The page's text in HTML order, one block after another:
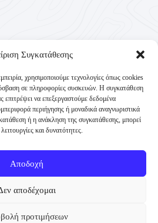
Συγκατάθεσης
χρησιμοποιούμε τεχνολογίες όπως cookies
σε πληροφορίες συσκευών. Η συγκατάθεση
επιτρέψει να επεξεργαστούμε δεδομένα
περιήγησης ή μοναδικά αναγνωριστικά
ή η ανάκληση της συγκατάθεσης, μπορεί
και δυνατότητες.
Αποδοχή
αποδέχομαι
προτιμήσεων
+30 210-3231271